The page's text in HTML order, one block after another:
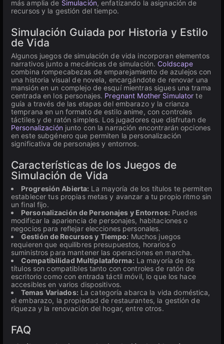
más amplia de Simulación, enfatizando la asignación de
recursos y la gestión del tiempo.
Simulación Guiada por Historia y Estilo
de Vida
Algunos juegos de simulación de vida incorporan elementos
narrativos junto a mecánicas de simulación. Coldscape
combina rompecabezas de emparejamiento de azulejos con
una historia visual de novela, encargándote de renovar una
mansión en un complejo de esquí mientras sigues una trama
centrada en los personajes. Pregnant Mother Simulator te
guía a través de las etapas del embarazo y la crianza
temprana en un formato de estilo anime, con controles
táctiles y de ratón simples. Los jugadores que disfrutan de
Personalización junto con la narración encontrarán opciones
en este subgénero que permiten la personalización
significativa de personajes y entornos.
Características de los Juegos de
Simulación de Vida
Progresión Abierta: La mayoría de los títulos te permiten
establecer tus propias metas y avanzar a tu propio ritmo sin
un final fijo.
Personalización de Personajes y Entornos: Puedes
modificar la apariencia de personajes, habitaciones o
negocios para reflejar elecciones personales.
Gestión de Recursos y Tiempo: Muchos juegos
requieren que equilibres presupuestos, horarios o
suministros para mantener las operaciones en marcha.
Compatibilidad Multiplataforma: La mayoría de los
títulos son compatibles tanto con controles de ratón de
escritorio como con entrada táctil móvil, lo que los hace
accesibles en varios dispositivos.
Temas Variados: La categoría abarca la vida doméstica,
el embarazo, la propiedad de restaurantes, la gestión de
riqueza y la renovación del hogar, entre otros.
FAQ